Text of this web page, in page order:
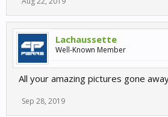
Lachaussette
Well-Known Member
All your amazing pictures gone
Sep 28, 2019